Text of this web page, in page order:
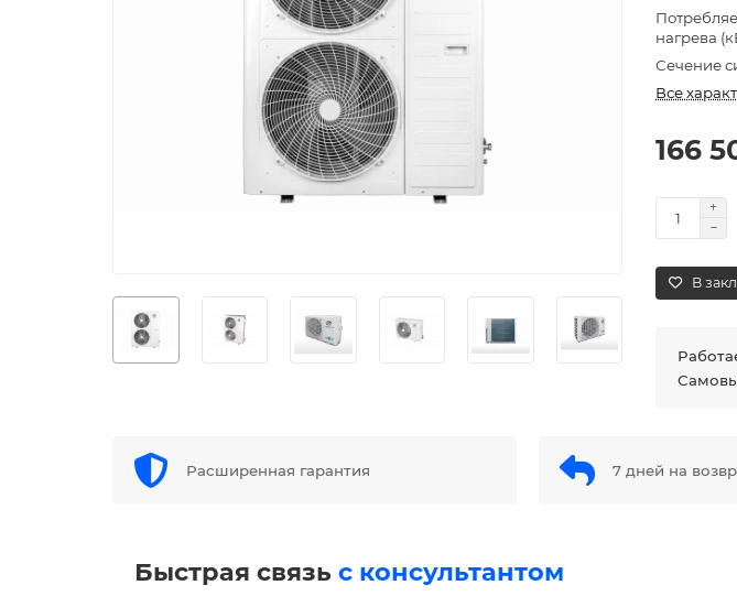
нагрева
Сечение
Все
166
В
Расширенная гарантия 7 дней на
Быстрая связь с консультантом